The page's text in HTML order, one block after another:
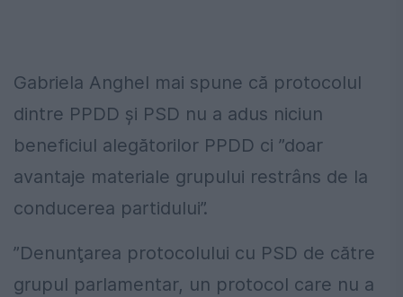
Gabriela Anghel mai spune că protocolul
dintre PPDD şi PSD nu a adus niciun
beneficiul alegătorilor PPDD ci ”doar
avantaje materiale grupului restrâns de la
conducerea partidului”.
”Denunţarea protocolului cu PSD de către
grupul parlamentar, un protocol care nu a